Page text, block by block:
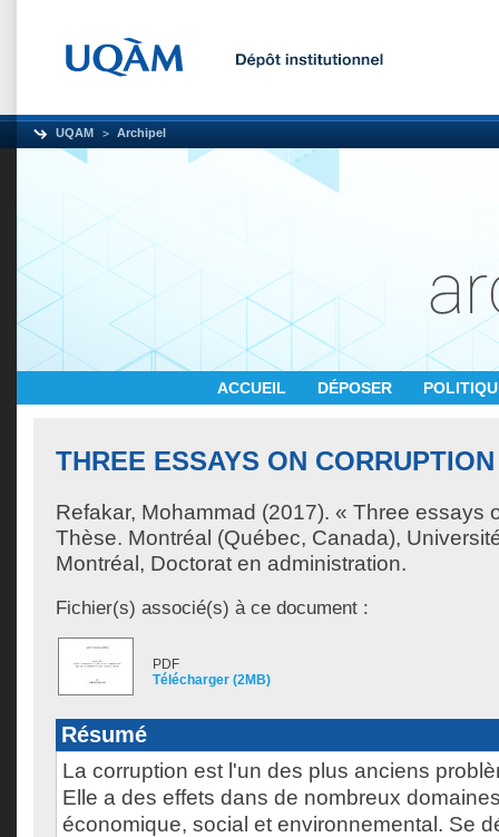
UQAM Archipel
ACCUEIL DÉPOSER
THREE ESSAYS ON CORRUPTION
Refakar, Mohammad (2017). « Three essays
Thèse. Montréal (Québec, Canada),
Montréal, Doctorat en administration.
Fichier(s) associé(s) à ce document :
PDF
Télécharger (2MB)
Résumé
La corruption est l'un des plus anciens
Elle a des effets dans de nombreux
économique, social et environnemental. Se